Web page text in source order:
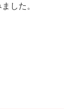
した。